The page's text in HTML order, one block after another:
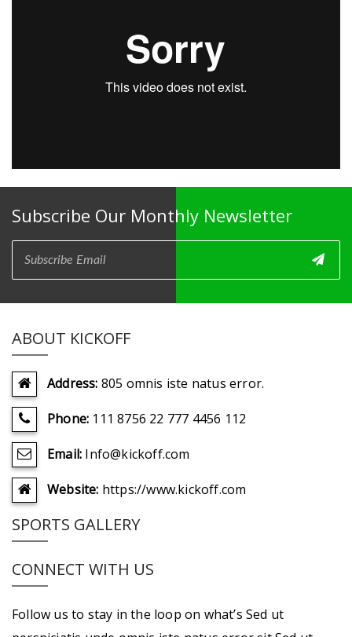
Subscribe Our Monthly Newsletter
ABOUT KICKOFF
Address: 805 omnis iste natus error.
Phone: 111 8756 22 777 4456 112
Email: Info@kickoff.com
Website: https://www.kickoff.com
SPORTS GALLERY
CONNECT WITH US
Follow us to stay in the loop on what’s Sed ut